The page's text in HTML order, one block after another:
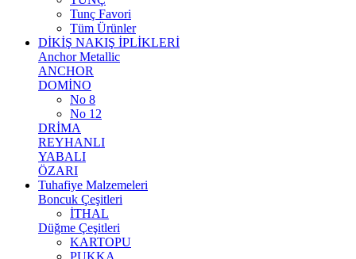
Tunç Favori
Tüm Ürünler
DİKİŞ NAKIŞ İPLİKLERİ
Anchor Metallic
ANCHOR
DOMİNO
No 8
No 12
DRİMA
REYHANLI
YABALI
ÖZARI
Tuhafiye Malzemeleri
Boncuk Çeşitleri
İTHAL
Düğme Çeşitleri
KARTOPU
PUKKA